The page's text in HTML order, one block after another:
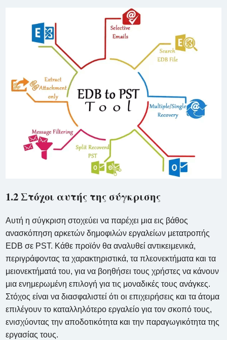
1.2 Στόχοι αυτής της σύγκρισης
Αυτή η σύγκριση στοχεύει να παρέχει μια εις βάθος
ανασκόπηση αρκετών δημοφιλών εργαλείων μετατροπής
EDB σε PST. Κάθε προϊόν θα αναλυθεί αντικειμενικά,
περιγράφοντας τα χαρακτηριστικά, τα πλεονεκτήματα και τα
μειονεκτήματά του, για να βοηθήσει τους χρήστες να κάνουν
μια ενημερωμένη επιλογή για τις μοναδικές τους ανάγκες.
Στόχος είναι να διασφαλιστεί ότι οι επιχειρήσεις και τα άτομα
επιλέγουν το καταλληλότερο εργαλείο για τον σκοπό τους,
ενισχύοντας την αποδοτικότητα και την παραγωγικότητα της
εργασίας τους.